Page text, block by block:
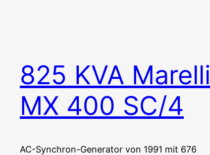
825 KVA Marelli
MX 400 SC/4
AC-Synchron-Generator von 1991 mit 676